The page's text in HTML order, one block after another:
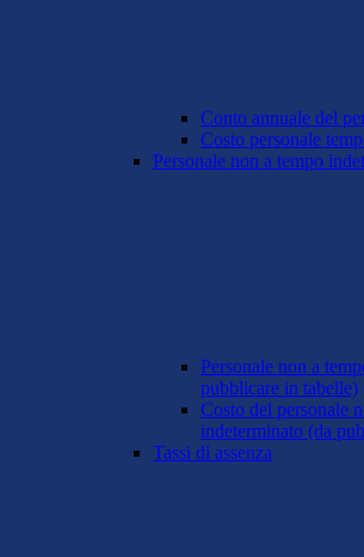
Conto annuale del
Costo personale
Personale non a tempo
Personale non a
pubblicare in tabelle)
Costo del personale
indeterminato (da
Tassi di assenza